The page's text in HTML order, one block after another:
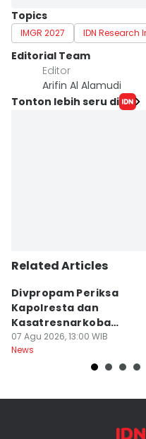
Topics
IMGR 2027 IDN Research
Editorial Team
Editor
Arifin Al Alamudi
Tonton lebih seru di
Related Articles
Divpropam Periksa
Kapolresta dan
Kasatresnarkoba
Banda Aceh, Ada Apa?
07 Agu 2026, 13:00 WIB
News